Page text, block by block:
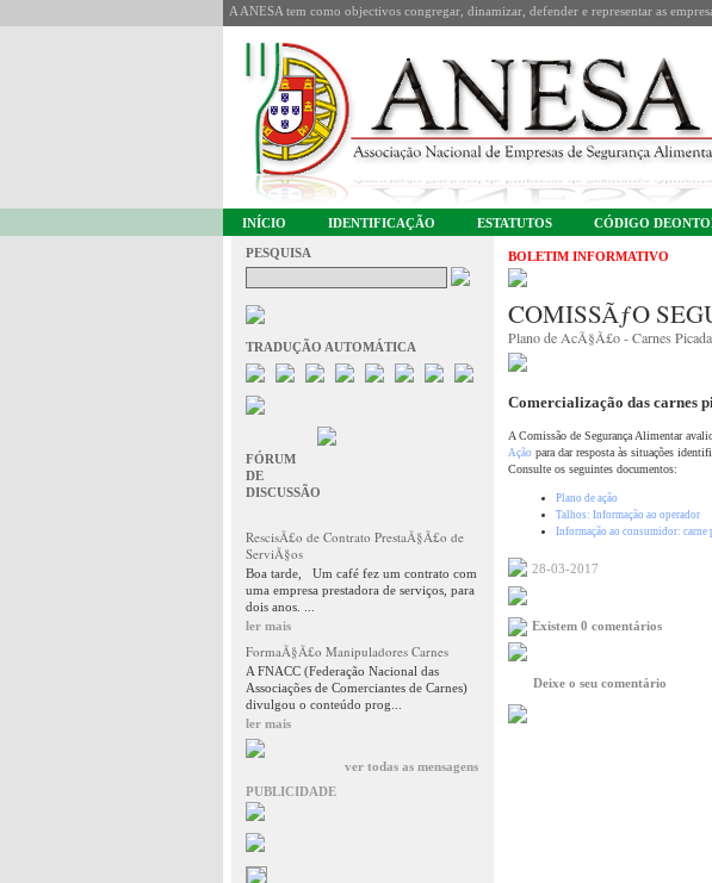
A ANESA tem como objectivos congregar, dinamizar, defender e representar as
INÍCIO IDENTIFICAÇÃO ESTATUTOS CÓDIGO
PESQUISA
TRADUÇÃO AUTOMÁTICA
FÓRUM
DE
DISCUSSÃO
RescisÃ£o de Contrato PrestaÃ§Ã£o de
ServiÃ§os
Boa tarde, Um café fez um contrato com
uma empresa prestadora de serviços, para
dois anos. ...
ler mais
FormaÃ§Ã£o Manipuladores Carnes
A FNACC (Federação Nacional das
Associações de Comerciantes de Carnes)
divulgou o conteúdo prog...
ler mais
ver todas as mensagens
PUBLICIDADE
BOLETIM INFORMATIVO
COMISSÃƒO
Plano de AcÃ§Ã£o - Carnes
Comercialização das carnes
A Comissão de Segurança Alimentar
Ação para dar resposta às situações
Consulte os seguintes documentos:
Plano de ação
Talhos: Informação ao operador
Informação ao consumidor: carne
28-03-2017
Existem 0 comentários
Deixe o seu comentário